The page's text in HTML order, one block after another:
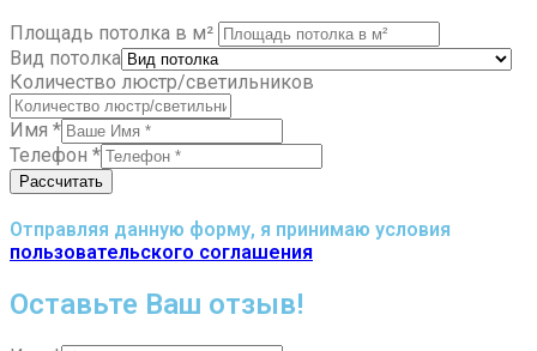
Площадь потолка в м²
Вид потолка
Количество люстр/светильников
Имя *
Телефон *
Рассчитать
Отправляя данную форму, я принимаю условия
пользовательского соглашения
Оставьте Ваш отзыв!